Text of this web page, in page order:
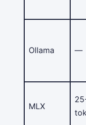
Ollama —
MLX